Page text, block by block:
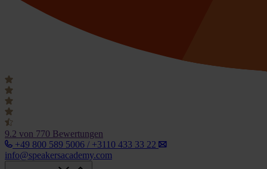
9.2 von 770 Bewertungen
+49 800 589 5006 / +3110 433 33 22
info@speakersacademy.com